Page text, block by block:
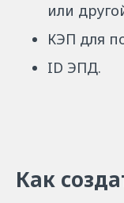
или
КЭП для
ID ЭПД.
Как